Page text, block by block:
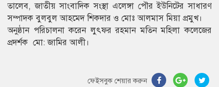
তালেব, জাতীয় সাংবাদিক সংস্থা এলেঙ্গা পৌর ইউনিটের সাধারণ
সম্পাদক বুলবুল আহমেদ শিকদার ও মোঃ আলমাস মিয়া প্রমুখ।
অনুষ্ঠান পরিচালনা করেন লুৎফর রহমান মতিন মহিলা কলেজের
প্রদর্শক মো: জামির আলী।
ফেইসবুক শেয়ার করুন